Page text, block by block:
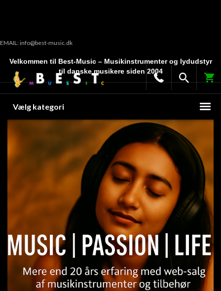
EMAIL: info@best-music.dk
Velkommen til Best-Music – Musikinstrumenter og lydudstyr
til danske musikere siden 2004
Vælg kategori